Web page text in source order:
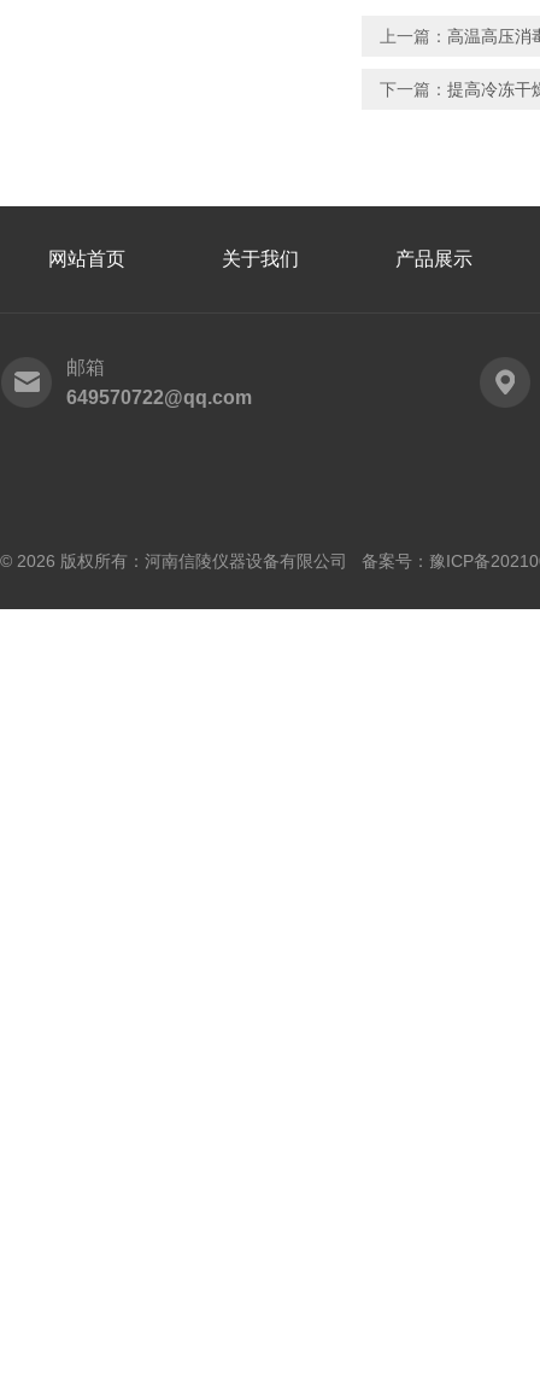
上一篇： 高温高压消
下一篇： 提高冷冻干
网站首页 关于我们 产品展示
邮箱
649570722@qq.com
© 2026 版权所有：河南信陵仪器设备有限公司 备案号： 豫ICP备